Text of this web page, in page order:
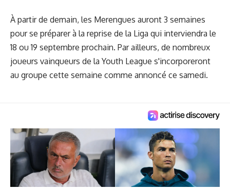
À partir de demain, les Merengues auront 3 semaines
pour se préparer à la reprise de la Liga qui interviendra le
18 ou 19 septembre prochain. Par ailleurs, de nombreux
joueurs vainqueurs de la Youth League s'incorporeront
au groupe cette semaine comme annoncé ce samedi.